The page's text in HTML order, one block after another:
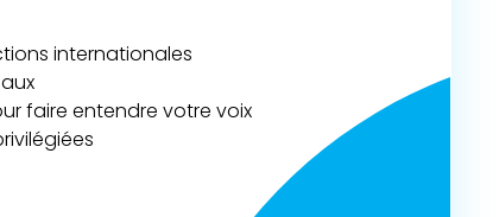
internationales
faire entendre votre voix